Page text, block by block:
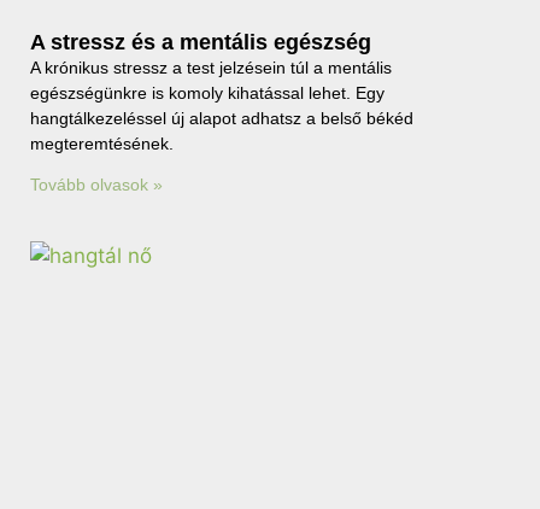
A stressz és a mentális egészség
A krónikus stressz a test jelzésein túl a mentális
egészségünkre is komoly kihatással lehet. Egy
hangtálkezeléssel új alapot adhatsz a belső békéd
megteremtésének.
Tovább olvasok »